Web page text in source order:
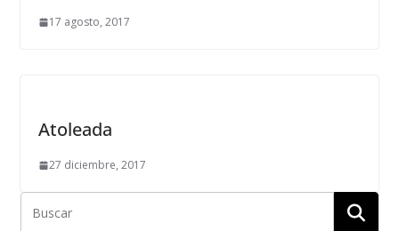
17 agosto, 2017
Atoleada
27 diciembre, 2017